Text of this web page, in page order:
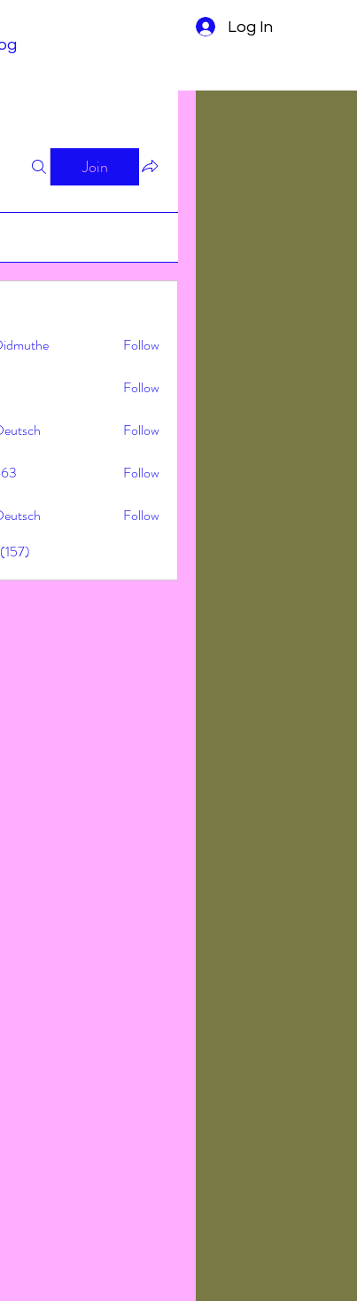
Log In
Join
Follow
Follow
Follow
Follow
Follow